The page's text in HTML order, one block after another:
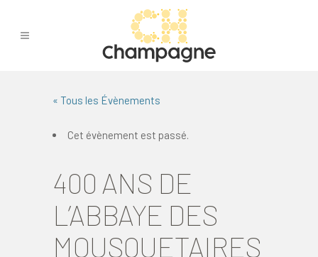
« Tous les Évènements
Cet évènement est passé.
400 ANS DE
L’ABBAYE DES
MOUSQUETAIRES